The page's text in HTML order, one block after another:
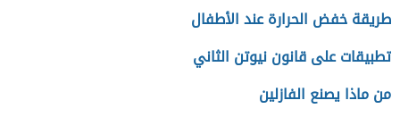
طريقة خفض الحرارة عند الأطفال
تطبيقات على قانون نيوتن الثاني
من ماذا يصنع الفازلين